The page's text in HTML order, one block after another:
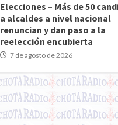
Elecciones – Más de 50
a alcaldes a nivel nacional
renuncian y dan paso a la
reelección encubierta
7 de agosto de 2026